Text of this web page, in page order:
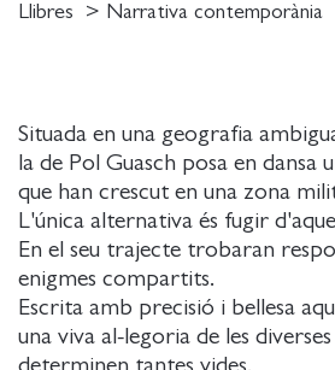
Situada en una geografia
la de Pol Guasch posa en dansa
que han crescut en una zona
L'única alternativa és fugir
En el seu trajecte trobaran
enigmes compartits.
Escrita amb precisió i bellesa
una viva al-legoria de les
Llibres Narrativa contemporània